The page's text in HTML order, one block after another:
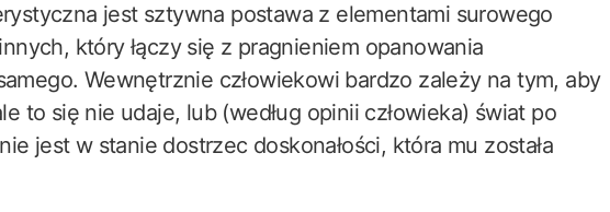
jest sztywna postawa z elementami surowego
który łączy się z pragnieniem opanowania
Wewnętrznie człowiekowi bardzo zależy na tym, aby
to się nie udaje, lub (według opinii człowieka) świat po
jest w stanie dostrzec doskonałości, która mu została